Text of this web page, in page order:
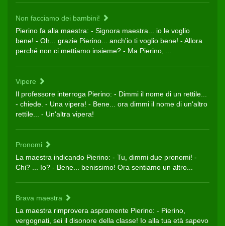
Non facciamo dei bambini!
Pierino fa alla maestra: - Signora maestra... io le voglio
bene! - Oh... grazie Pierino... anch'io ti voglio bene! - Allora
perché non ci mettiamo insieme? - Ma Pierino, ...
Vipere
Il professore interroga Pierino: - Dimmi il nome di un rettile...
- chiede. - Una vipera! - Bene... ora dimmi il nome di un'altro
rettile... - Un'altra vipera!
Pronomi
La maestra indicando Pierino: - Tu, dimmi due pronomi! -
Chi? ... Io? - Bene... benissimo! Ora sentiamo un altro...
Brava maestra
La maestra rimprovera aspramente Pierino: - Pierino,
vergognati, sei il disonore della classe! Io alla tua età sapevo